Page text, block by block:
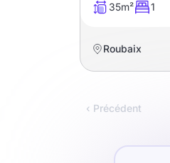
35m² 1
Roubaix
‹ Précédent